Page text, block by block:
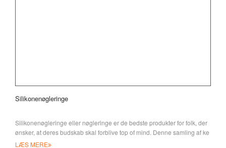
Silikonenøgleringe
Silikonenøgleringe eller nøgleringe er de bedste produkter for folk, der
ønsker, at deres budskab skal forblive top of mind. Denne samling af ke
LÆS MERE